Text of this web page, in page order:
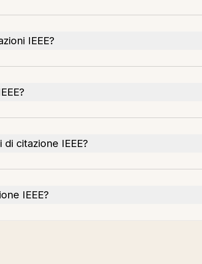
IEEE?
citazione IEEE?
IEEE?